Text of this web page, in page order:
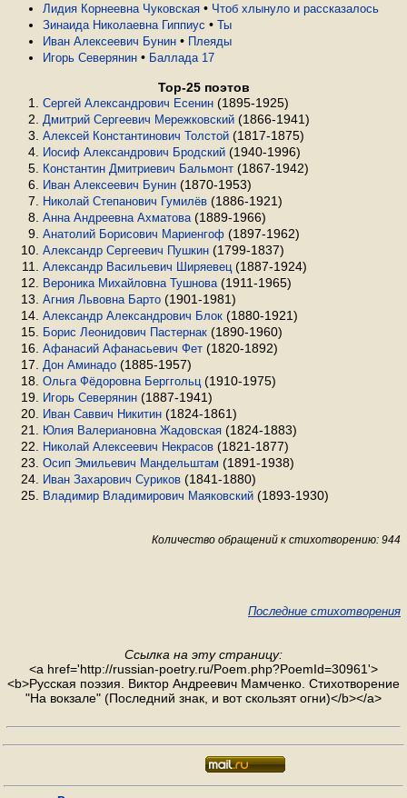
Лидия Корнеевна Чуковская • Чтоб хлынуло и рассказалось
Зинаида Николаевна Гиппиус • Ты
Иван Алексеевич Бунин • Плеяды
Игорь Северянин • Баллада 17
Top-25 поэтов
Сергей Александрович Есенин (1895-1925)
Дмитрий Сергеевич Мережковский (1866-1941)
Алексей Константинович Толстой (1817-1875)
Иосиф Александрович Бродский (1940-1996)
Константин Дмитриевич Бальмонт (1867-1942)
Иван Алексеевич Бунин (1870-1953)
Николай Степанович Гумилёв (1886-1921)
Анна Андреевна Ахматова (1889-1966)
Анатолий Борисович Мариенгоф (1897-1962)
Александр Сергеевич Пушкин (1799-1837)
Александр Васильевич Ширяевец (1887-1924)
Вероника Михайловна Тушнова (1911-1965)
Агния Львовна Барто (1901-1981)
Александр Александрович Блок (1880-1921)
Борис Леонидович Пастернак (1890-1960)
Афанасий Афанасьевич Фет (1820-1892)
Дон Аминадо (1885-1957)
Ольга Фёдоровна Берггольц (1910-1975)
Игорь Северянин (1887-1941)
Иван Саввич Никитин (1824-1861)
Юлия Валериановна Жадовская (1824-1883)
Николай Алексеевич Некрасов (1821-1877)
Осип Эмильевич Мандельштам (1891-1938)
Иван Захарович Суриков (1841-1880)
Владимир Владимирович Маяковский (1893-1930)
Количество обращений к стихотворению: 944
Последние стихотворения
Ссылка на эту страницу:
<a href='http://russian-poetry.ru/Poem.php?PoemId=30961'>
<b>Русская поэзия. Виктор Андреевич Мамченко. Стихотворение
"На вокзале" (Последний знак, и вот скользят огни)</b></a>